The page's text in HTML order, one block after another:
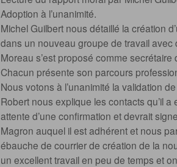
Adoption à l’unanimité.
Michel Guilbert nous détaillé la création
dans un nouveau groupe de travail
Moreau s’est proposé comme
Chacun présente son parcours
Nous votons à l’unanimité la validation
Robert nous explique les contacts qu’il
attente d’une confirmation et devrait
Magron auquel il est adhérent et nous
ébauche de courrier de création de la
un excellent travail en peu de temps et